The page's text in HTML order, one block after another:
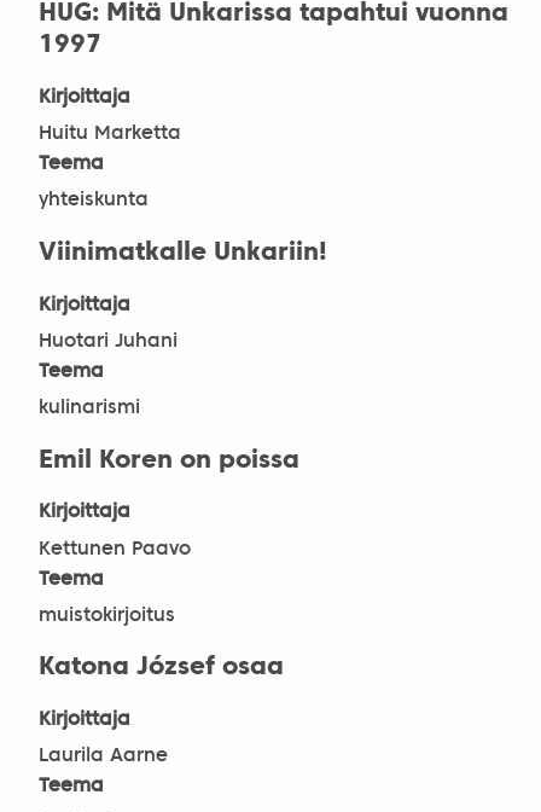
HUG: Mitä Unkarissa tapahtui vuonna
1997
Kirjoittaja
Huitu Marketta
Teema
yhteiskunta
Viinimatkalle Unkariin!
Kirjoittaja
Huotari Juhani
Teema
kulinarismi
Emil Koren on poissa
Kirjoittaja
Kettunen Paavo
Teema
muistokirjoitus
Katona József osaa
Kirjoittaja
Laurila Aarne
Teema